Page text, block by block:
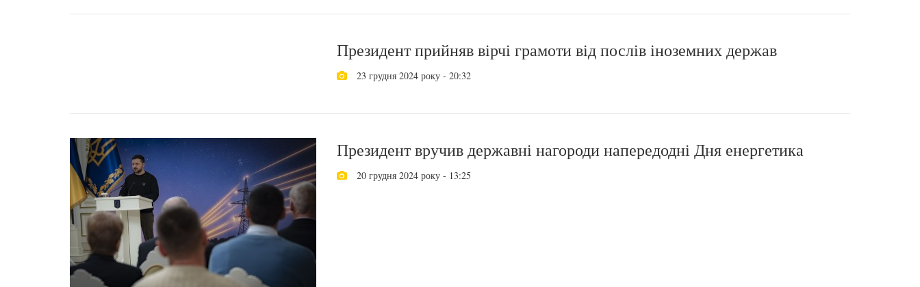
Президент прийняв вірчі грамоти від послів іноземних держав
23 грудня 2024 року - 20:32
Президент вручив державні нагороди напередодні Дня енергетика
20 грудня 2024 року - 13:25